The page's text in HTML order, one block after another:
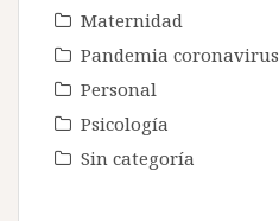
Maternidad
Pandemia coronavirus
Personal
Psicología
Sin categoría